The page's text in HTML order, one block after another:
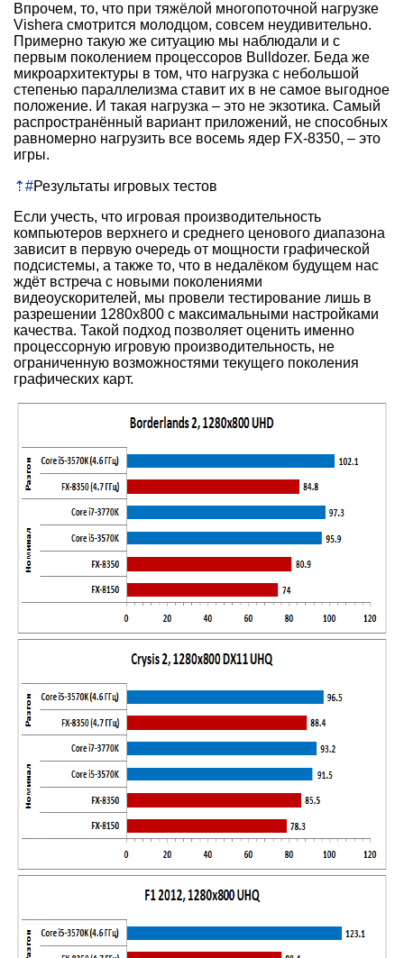
Впрочем, то, что при тяжёлой многопоточной нагрузке
Vishera смотрится молодцом, совсем неудивительно.
Примерно такую же ситуацию мы наблюдали и с
первым поколением процессоров Bulldozer. Беда же
микроархитектуры в том, что нагрузка с небольшой
степенью параллелизма ставит их в не самое выгодное
положение. И такая нагрузка – это не экзотика. Самый
распространённый вариант приложений, не способных
равномерно нагрузить все восемь ядер FX-8350, – это
игры.
⇡#Результаты игровых тестов
Если учесть, что игровая производительность
компьютеров верхнего и среднего ценового диапазона
зависит в первую очередь от мощности графической
подсистемы, а также то, что в недалёком будущем нас
ждёт встреча с новыми поколениями
видеоускорителей, мы провели тестирование лишь в
разрешении 1280х800 с максимальными настройками
качества. Такой подход позволяет оценить именно
процессорную игровую производительность, не
ограниченную возможностями текущего поколения
графических карт.